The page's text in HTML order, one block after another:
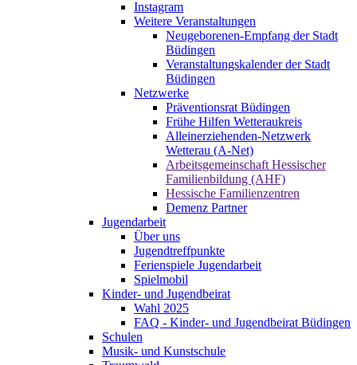
Instagram
Weitere Veranstaltungen
Neugeborenen-Empfang der Stadt
Büdingen
Veranstaltungskalender der Stadt
Büdingen
Netzwerke
Präventionsrat Büdingen
Frühe Hilfen Wetteraukreis
Alleinerziehenden-Netzwerk
Wetterau (A-Net)
Arbeitsgemeinschaft Hessischer
Familienbildung (AHF)
Hessische Familienzentren
Demenz Partner
Jugendarbeit
Über uns
Jugendtreffpunkte
Ferienspiele Jugendarbeit
Spielmobil
Kinder- und Jugendbeirat
Wahl 2025
FAQ - Kinder- und Jugendbeirat Büdingen
Schulen
Musik- und Kunstschule